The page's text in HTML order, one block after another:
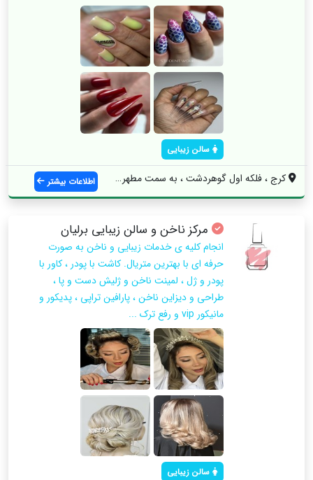
سالن زیبایی
کرج ، فلکه اول گوهردشت ، به سمت مطهری ، ... اطلاعات بیشتر
مرکز ناخن و سالن زیبایی برلیان
انجام کلیه ی خدمات زیبایی و ناخن به صورت
حرفه ای با بهترین متریال. کاشت با پودر ، کاور با
پودر و ژل ، لمینت ناخن و ژلیش دست و پا ،
طراحی و دیزاین ناخن ، پارافین تراپی ، پدیکور و
مانیکور vip و رفع ترک ...
سالن زیبایی